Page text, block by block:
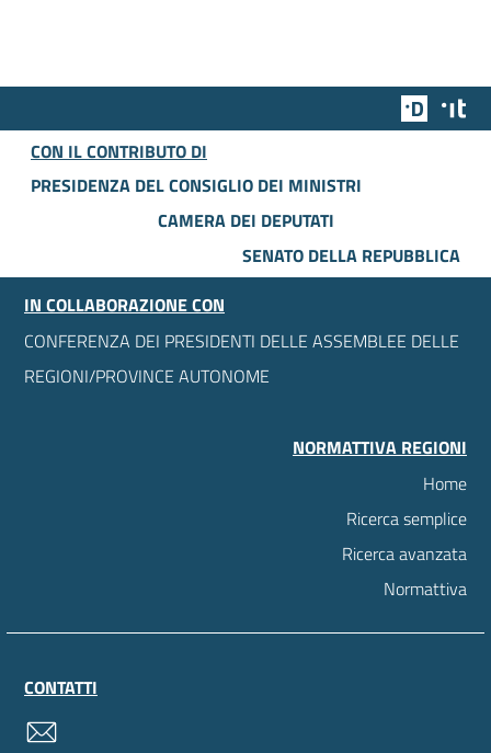
Team
CON IL CONTRIBUTO DI
PRESIDENZA DEL CONSIGLIO DEI MINISTRI
CAMERA DEI DEPUTATI
SENATO DELLA REPUBBLICA
IN COLLABORAZIONE CON
CONFERENZA DEI PRESIDENTI DELLE ASSEMBLEE DELLE
REGIONI/PROVINCE AUTONOME
NORMATTIVA REGIONI
Home
Ricerca semplice
Ricerca avanzata
Normattiva
CONTATTI